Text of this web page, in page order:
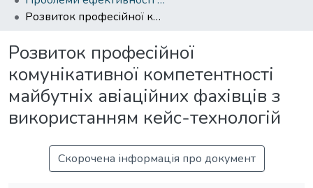
Розвиток професійної комунікативної компетентності майбутніх авіаційних фахівців з використанням кейс-технологій
Розвиток професійної
комунікативної компетентності
майбутніх авіаційних фахівців з
використанням кейс-технологій
Скорочена інформація про документ